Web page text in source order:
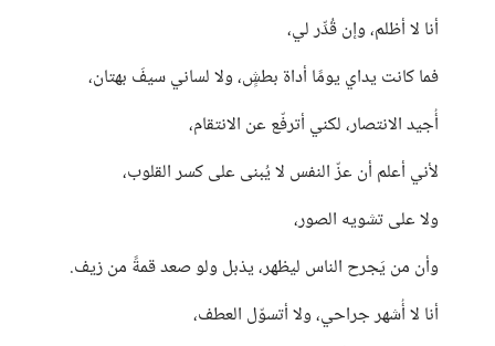
أنا لا أظلم، وإن قُدِّر لي،
فما كانت يداي يومًا أداة بطشٍ، ولا لساني سيفَ بهتان،
أُجيد الانتصار، لكني أترفّع عن الانتقام،
لأني أعلم أن عزّ النفس لا يُبنى على كسر القلوب،
ولا على تشويه الصور،
وأن من يَجرح الناس ليظهر، يذبل ولو صعد قمةً من زيف.
أنا لا أُشهر جراحي، ولا أتسوّل العطف،